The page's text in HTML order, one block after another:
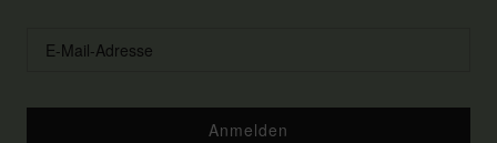
Anmelden